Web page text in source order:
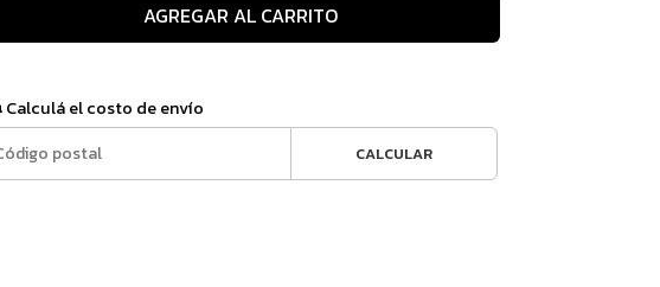
AGREGAR AL CARRITO
Calculá el costo de envío
CALCULAR